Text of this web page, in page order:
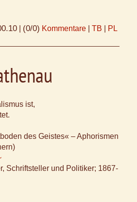
(0/0) Kommentare TB PL
ist,
des Geistes« – Aphorismen
Schriftsteller und Politiker; 1867-